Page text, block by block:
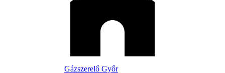
Gázszerelő Győr